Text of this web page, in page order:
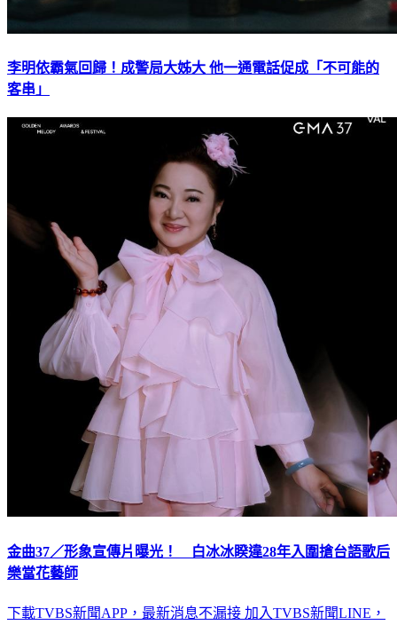
李明依霸氣回歸！成警局大姊大 他一通電話促成「不可能的
客串」
金曲37／形象宣傳片曝光！ 白冰冰睽違28年入圍搶台語歌后
樂當花藝師
下載TVBS新聞APP，最新消息不漏接 加入TVBS新聞LINE，